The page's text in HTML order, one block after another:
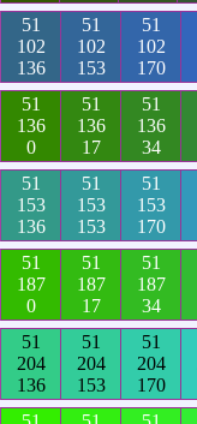
51
102
136
51
102
153
51
102
170
51
136
0
51
136
17
51
136
34
51
153
136
51
153
153
51
153
170
51
187
0
51
187
17
51
187
34
51
204
136
51
204
153
51
204
170